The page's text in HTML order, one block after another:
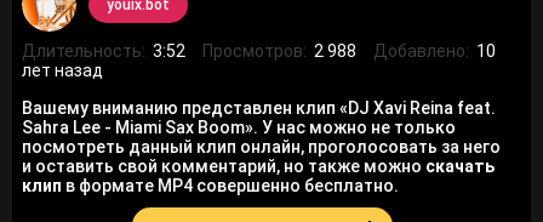
youix.bot
Длительность: 3:52 Просмотров: 2 988 Добавлено: 10
лет назад
Вашему вниманию представлен клип «DJ Xavi Reina feat.
Sahra Lee - Miami Sax Boom». У нас можно не только
посмотреть данный клип онлайн, проголосовать за него
и оставить свой комментарий, но также можно скачать
клип в формате MP4 совершенно бесплатно.